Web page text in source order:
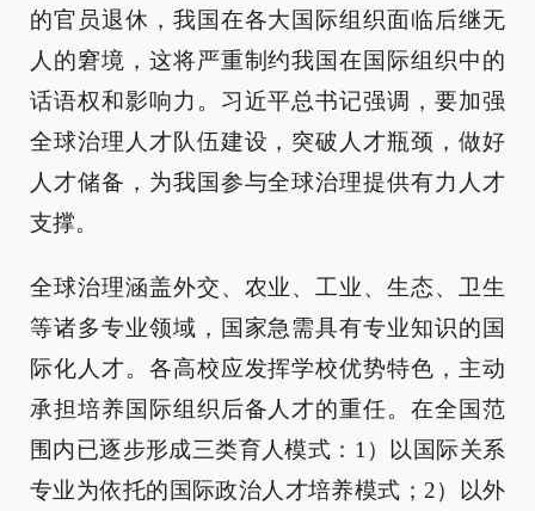
的官员退休，我国在各大国际组织面临后继无
人的窘境，这将严重制约我国在国际组织中的
话语权和影响力。习近平总书记强调，要加强
全球治理人才队伍建设，突破人才瓶颈，做好
人才储备，为我国参与全球治理提供有力人才
支撑。
全球治理涵盖外交、农业、工业、生态、卫生
等诸多专业领域，国家急需具有专业知识的国
际化人才。各高校应发挥学校优势特色，主动
承担培养国际组织后备人才的重任。在全国范
围内已逐步形成三类育人模式：1）以国际关系
专业为依托的国际政治人才培养模式；2）以外